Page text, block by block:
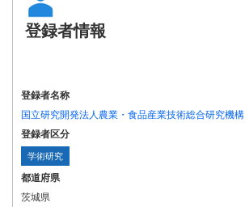
登録者情報
登録者名称
国立研究開発法人農業・食品産業技術総合研究機構
登録者区分
学術研究
都道府県
茨城県